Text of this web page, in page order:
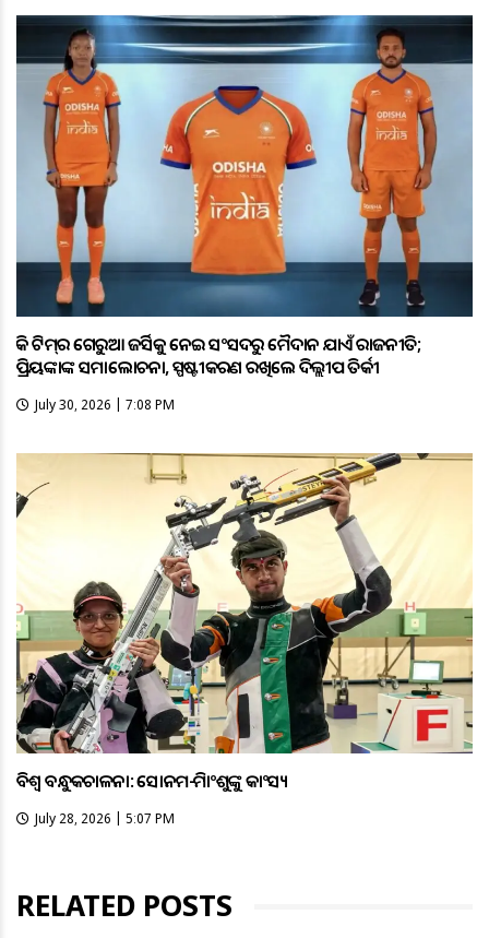
ହକି ଟିମ୍‌ର ଗେରୁଆ ଜର୍ସିକୁ ନେଇ ସଂସଦରୁ ମୈଦାନ ଯାଏଁ ରାଜନୀତି;
ପ୍ରିୟଙ୍କାଙ୍କ ସମାଲୋଚନା, ସ୍ପଷ୍ଟୀକରଣ ରଖିଲେ ଦିଲ୍ଲୀପ ତିର୍କୀ
July 30, 2026 | 7:08 PM
ବିଶ୍ବ ବନ୍ଧୁକଚାଳନା: ସୋନମ-ହିମାଂଶୁଙ୍କୁ କାଂସ୍ୟ
July 28, 2026 | 5:07 PM
RELATED POSTS